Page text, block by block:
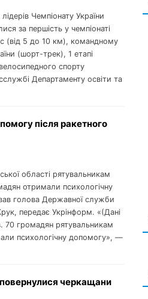
Чемпіонату України
за першість у чемпіонаті
(від 5 до 10 км), командному
(шорт-трек), 1 етапі
спорту
Департаменту освіти та
після ракетного
області рятувальникам
отримали психологічну
голова Державної служби
передає Укрінформ. «(Дані
70 громадян рятувальникам
психологічну допомогу», —
черкащани